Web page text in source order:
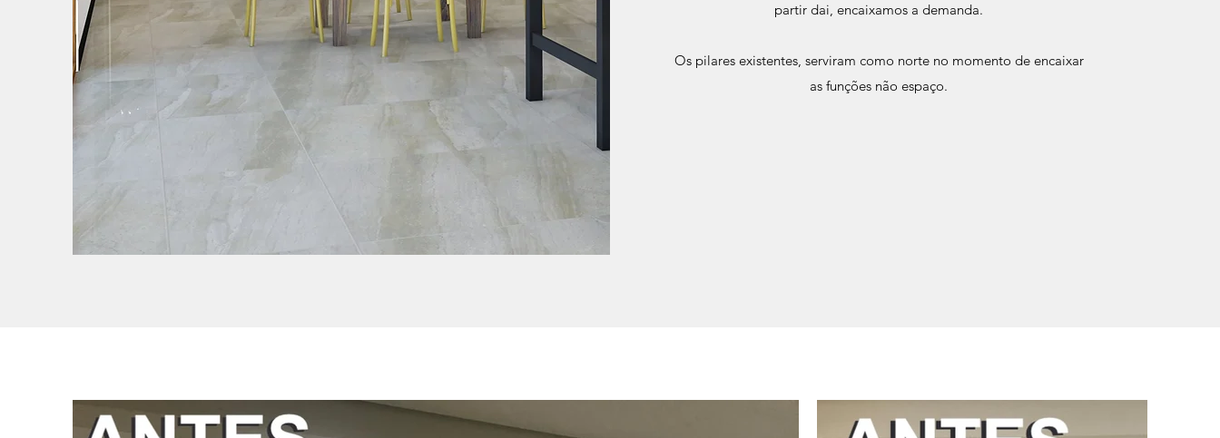
partir dai, encaixamos a demanda.
Os pilares existentes, serviram como norte no momento de encaixar
as funções não espaço.